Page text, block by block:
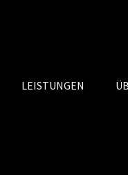
LEISTUNGEN